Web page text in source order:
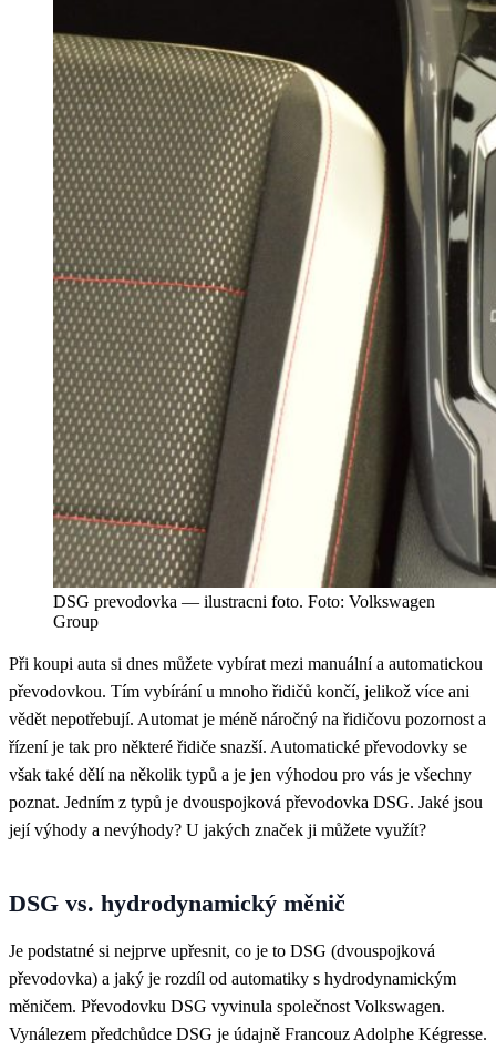
DSG prevodovka — ilustracni foto. Foto: Volkswagen
Group
Při koupi auta si dnes můžete vybírat mezi manuální a automatickou
převodovkou. Tím vybírání u mnoho řidičů končí, jelikož více ani
vědět nepotřebují. Automat je méně náročný na řidičovu pozornost a
řízení je tak pro některé řidiče snazší. Automatické převodovky se
však také dělí na několik typů a je jen výhodou pro vás je všechny
poznat. Jedním z typů je dvouspojková převodovka DSG. Jaké jsou
její výhody a nevýhody? U jakých značek ji můžete využít?
DSG vs. hydrodynamický měnič
Je podstatné si nejprve upřesnit, co je to DSG (dvouspojková
převodovka) a jaký je rozdíl od automatiky s hydrodynamickým
měničem. Převodovku DSG vyvinula společnost Volkswagen.
Vynálezem předchůdce DSG je údajně Francouz Adolphe Kégresse.